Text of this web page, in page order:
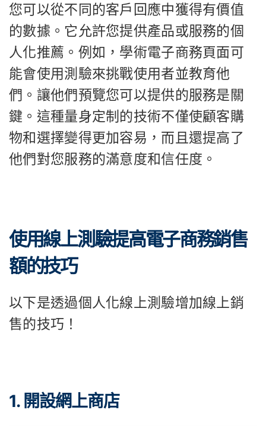
您可以從不同的客戶回應中獲得有價值
的數據。它允許您提供產品或服務的個
人化推薦。例如，學術電子商務頁面可
能會使用測驗來挑戰使用者並教育他
們。讓他們預覽您可以提供的服務是關
鍵。這種量身定制的技術不僅使顧客購
物和選擇變得更加容易，而且還提高了
他們對您服務的滿意度和信任度。
使用線上測驗提高電子商務銷售
額的技巧
以下是透過個人化線上測驗增加線上銷
售的技巧！
1. 開設網上商店